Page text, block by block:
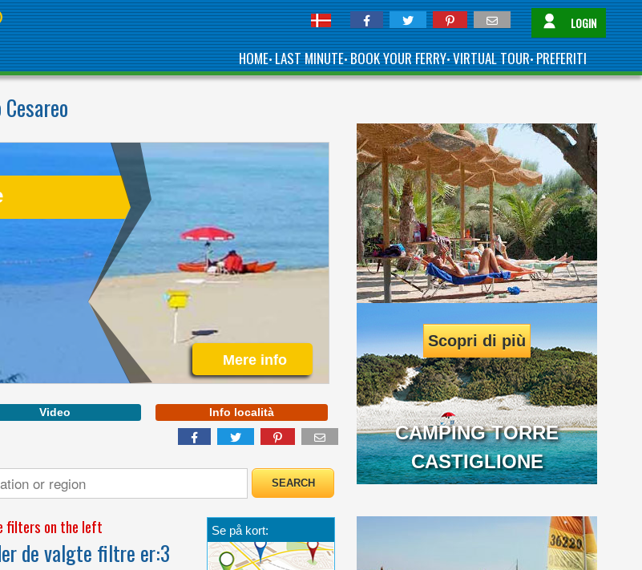
LOGIN
HOME•LAST MINUTE•BOOK YOUR FERRY•VIRTUAL TOUR•PREFERITI
Video Info località
filters on the left
de valgte filtre er:3
Se på kort:
HOLIDAYS IN TORRE
CASTIGLIONE AND
ENJOY ITS CRYSTAL
CLEAR SEA
CAMPING TORRE
CASTIGLIONE
Scopri di più
BETWEEN CLIFFS AND
COVES BATHED BY
CRYSTAL BLUE WATER